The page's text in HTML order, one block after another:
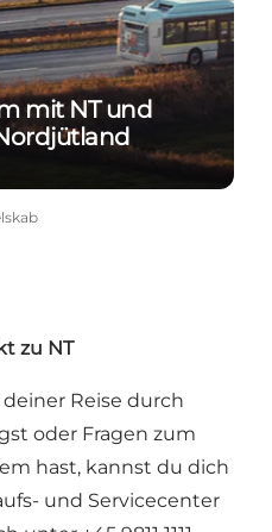
mit NT und
zu NT
Reise durch
oder Fragen zum
hast, kannst du dich
und Servicecenter